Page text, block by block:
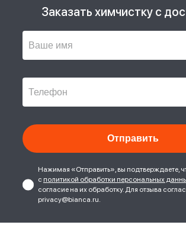
Заказать химчистку с
Нажимая «Отправить», вы подтверждаете,
с политикой обработки персональных
согласие на их обработку. Для отзыва
privacy@bianca.ru.